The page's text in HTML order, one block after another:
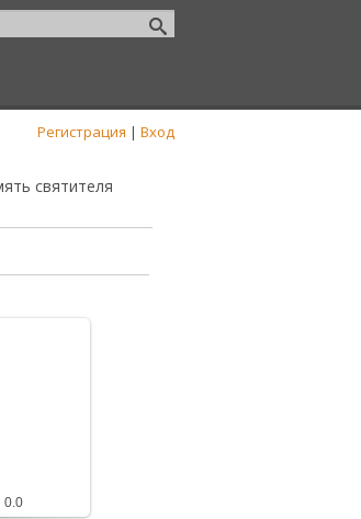
Регистрация | Вход
святителя
память
0.0